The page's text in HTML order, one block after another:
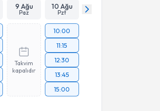
9 Ağu
Paz
10 Ağu
Pzt
Takvim
kapalıdır
10:00
11:15
12:30
13:45
15:00